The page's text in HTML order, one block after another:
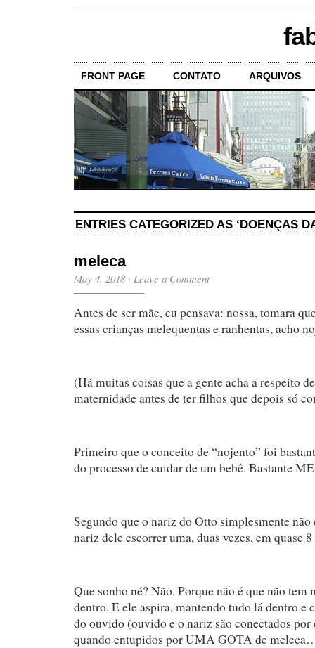
FRONT PAGE CONTATO ARQUIVOS
ENTRIES CATEGORIZED AS ‘DOENÇAS
meleca
May 4, 2018· Leave a Comment
Antes de ser mãe, eu pensava: nossa, tomara
essas crianças melequentas e ranhentas, acho
(Há muitas coisas que a gente acha a respeito
maternidade antes de ter filhos que depois só
Primeiro que o conceito de “nojento” foi
do processo de cuidar de um bebê. Bastante
Segundo que o nariz do Otto simplesmente
nariz dele escorrer uma, duas vezes, em quase 8
Que sonho né? Não. Porque não é que não tem
dentro. E ele aspira, mantendo tudo lá dentro e
do ouvido (ouvido e o nariz são conectados
quando entupidos por UMA GOTA de